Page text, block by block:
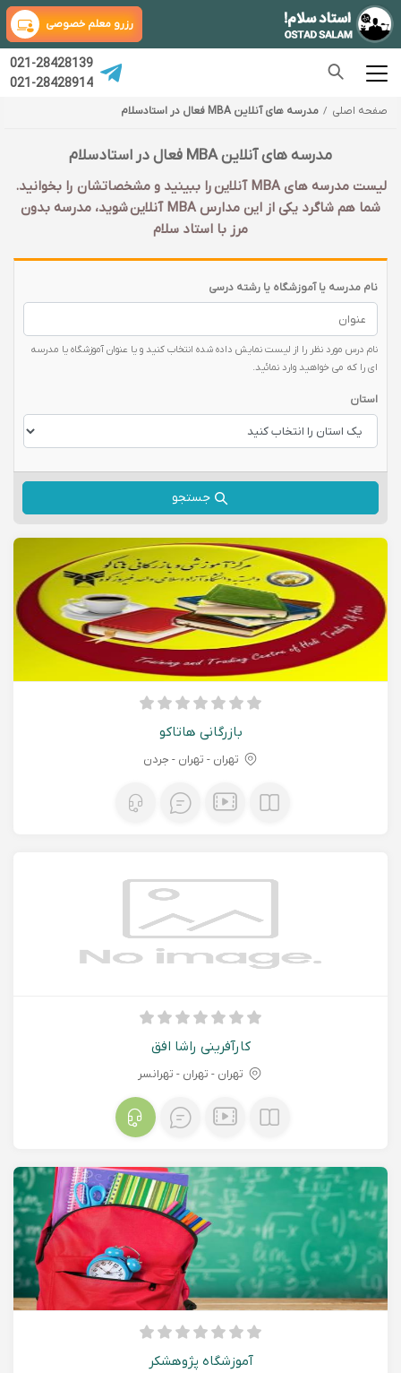
رزرو معلم خصوصی
021-28428139
021-28428914
صفحه اصلی مدرسه های آنلاین MBA فعال در استادسلام
مدرسه های آنلاین MBA فعال در استادسلام
لیست مدرسه های MBA آنلاین را ببینید و مشخصاتشان را بخوانید.
شما هم شاگرد یکی از این مدارس MBA آنلاین شوید، مدرسه بدون
مرز با استاد سلام
نام مدرسه یا آموزشگاه یا رشته درسی
نام درس مورد نظر را از لیست نمایش داده شده انتخاب کنید و یا عنوان آموزشگاه یا مدرسه
ای را که می خواهید وارد نمائید.
استان
جستجو
بازرگانی هاتاکو
تهران - تهران - جردن
کارآفرینی راشا افق
تهران - تهران - تهرانسر
آموزشگاه پژوهشکر